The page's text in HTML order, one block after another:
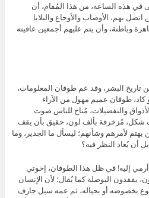
في هذه الساعة، من هذا المُقام، أن
بهم، الأوصاب والأوجاع والبلايا
وباطنة، وأن يتم عليهم أجمعين عافيته
تاريخ البشر، وقد عم طوفان المعلومات،
كاد، طوفان عميم مهول من الآراء
والتفضيلات، مُتاح للناس صوت
شكل، مُزخرفة بألف لون، حقيق بأن يقف
لأمرهم وشأنهم؛ ليسأل ما الجدير، وما
أن يُعاد النظر فيه؟
إليه! في ظل هذا الطوفان، إخوتي
يفقدون البوصلة كما يُقال؛ لأن الإنسان
بخصوصه أو بحياله، ثم عمه سيل جارف